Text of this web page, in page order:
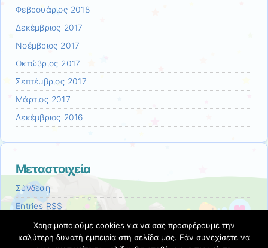
Φεβρουάριος 2018
Δεκέμβριος 2017
Νοέμβριος 2017
Οκτώβριος 2017
Σεπτέμβριος 2017
Μάρτιος 2017
Δεκέμβριος 2016
Μεταστοιχεία
Σύνδεση
Entries RSS
CommentsRSS
Εκπαιδευτικές Κοινότητες & Ιστολόγια ΠΣΔ
Χρησιμοποιούμε cookies για να σας προσφέρουμε την
καλύτερη δυνατή εμπειρία στη σελίδα μας. Εάν συνεχίσετε να